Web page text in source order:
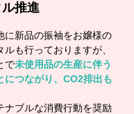
推進
に新品の振袖をお嬢様の
も行っておりますが、
で未使用品の生産に伴う
につながり、CO2排出も
ナブルな消費行動を奨励